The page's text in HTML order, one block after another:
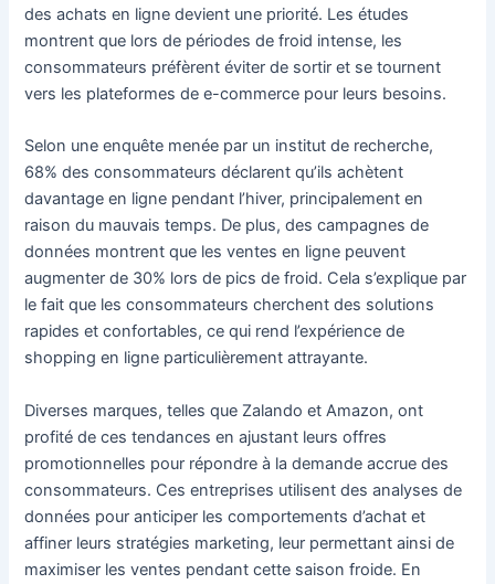
des achats en ligne devient une priorité. Les études
montrent que lors de périodes de froid intense, les
consommateurs préfèrent éviter de sortir et se tournent
vers les plateformes de e-commerce pour leurs besoins.
Selon une enquête menée par un institut de recherche,
68% des consommateurs déclarent qu’ils achètent
davantage en ligne pendant l’hiver, principalement en
raison du mauvais temps. De plus, des campagnes de
données montrent que les ventes en ligne peuvent
augmenter de 30% lors de pics de froid. Cela s’explique par
le fait que les consommateurs cherchent des solutions
rapides et confortables, ce qui rend l’expérience de
shopping en ligne particulièrement attrayante.
Diverses marques, telles que Zalando et Amazon, ont
profité de ces tendances en ajustant leurs offres
promotionnelles pour répondre à la demande accrue des
consommateurs. Ces entreprises utilisent des analyses de
données pour anticiper les comportements d’achat et
affiner leurs stratégies marketing, leur permettant ainsi de
maximiser les ventes pendant cette saison froide. En